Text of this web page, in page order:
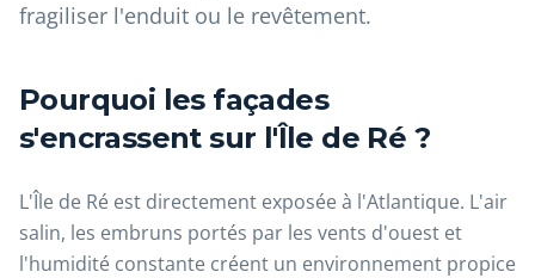
fragiliser l'enduit ou le revêtement.
Pourquoi les façades
s'encrassent sur l'Île de Ré ?
L'Île de Ré est directement exposée à l'Atlantique. L'air
salin, les embruns portés par les vents d'ouest et
l'humidité constante créent un environnement propice